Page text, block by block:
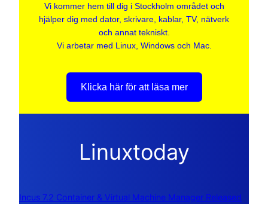
Vi kommer hem till dig i Stockholm området och
hjälper dig med dator, skrivare, kablar, TV, nätverk
och annat tekniskt.
Vi arbetar med Linux, Windows och Mac.
Klicka här för att läsa mer
Linuxtoday
Incus 7.2 Container & Virtual Machine Manager Released